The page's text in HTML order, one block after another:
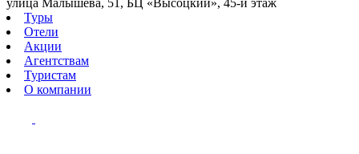
Туры
Отели
Акции
Агентствам
Туристам
О компании